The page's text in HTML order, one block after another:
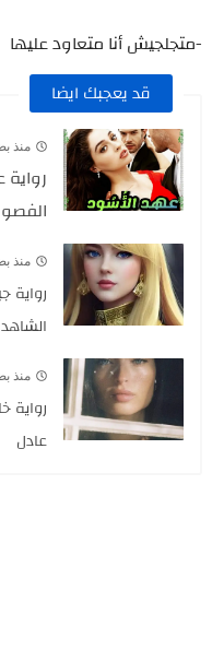
-متجلجيش أنا متعاود عليها
قد يعجبك ايضا
منذ
منذ
رواية
الشاهد
منذ
رواية
عادل